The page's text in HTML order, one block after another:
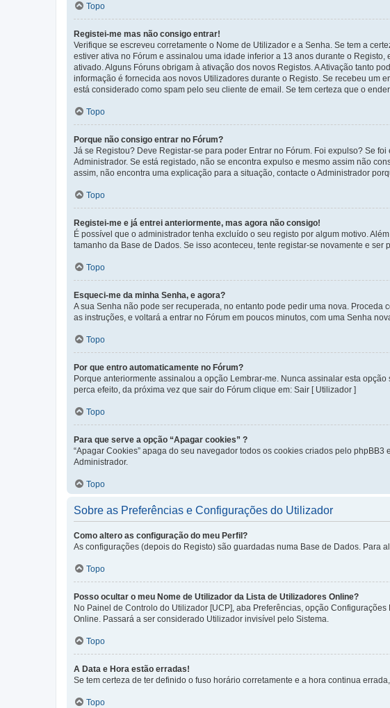
Topo
Registei-me mas não consigo entrar!
Verifique se escreveu corretamente o Nome de Utilizador e a Senha. Se tem a
estiver ativa no Fórum e assinalou uma idade inferior a 13 anos durante o
ativado. Alguns Fóruns obrigam à ativação dos novos Registos. A Ativação tanto
informação é fornecida aos novos Utilizadores durante o Registo. Se recebeu um
está considerado como spam pelo seu cliente de email. Se tem certeza que o
Topo
Porque não consigo entrar no Fórum?
Já se Registou? Deve Registar-se para poder Entrar no Fórum. Foi expulso? Se
Administrador. Se está registado, não se encontra expulso e mesmo assim não
assim, não encontra uma explicação para a situação, contacte o Administrador
Topo
Registei-me e já entrei anteriormente, mas agora não consigo!
É possível que o administrador tenha excluído o seu registo por algum motivo.
tamanho da Base de Dados. Se isso aconteceu, tente registar-se novamente e ser
Topo
Esqueci-me da minha Senha, e agora?
A sua Senha não pode ser recuperada, no entanto pode pedir uma nova.
as instruções, e voltará a entrar no Fórum em poucos minutos, com uma Senha
Topo
Por que entro automaticamente no Fórum?
Porque anteriormente assinalou a opção Lembrar-me. Nunca assinalar esta
perca efeito, da próxima vez que sair do Fórum clique em: Sair [ Utilizador ]
Topo
Para que serve a opção “Apagar cookies” ?
“Apagar Cookies” apaga do seu navegador todos os cookies criados pelo
Administrador.
Topo
Sobre as Preferências e Configurações do Utilizador
Como altero as configuração do meu Perfil?
As configurações (depois do Registo) são guardadas numa Base de Dados. Para
Topo
Posso ocultar o meu Nome de Utilizador da Lista de Utilizadores Online?
No Painel de Controlo do Utilizador [UCP], aba Preferências, opção
Online. Passará a ser considerado Utilizador invisível pelo Sistema.
Topo
A Data e Hora estão erradas!
Se tem certeza de ter definido o fuso horário corretamente e a hora continua
Topo